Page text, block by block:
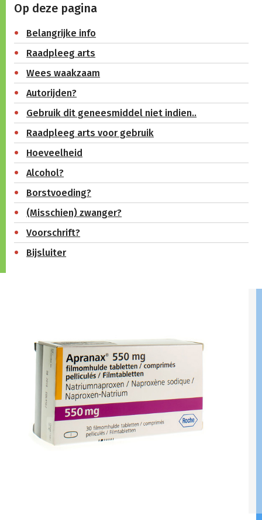
Op deze pagina
Belangrijke info
Raadpleeg arts
Wees waakzaam
Autorijden?
Gebruik dit geneesmiddel niet indien..
Raadpleeg arts voor gebruik
Hoeveelheid
Alcohol?
Borstvoeding?
(Misschien) zwanger?
Voorschrift?
Bijsluiter